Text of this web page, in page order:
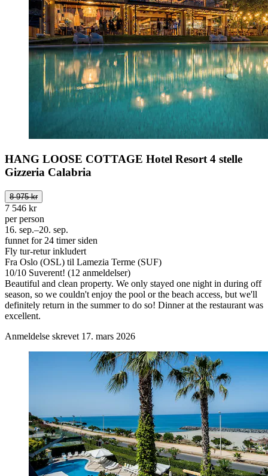
HANG LOOSE COTTAGE Hotel Resort 4 stelle
Gizzeria Calabria
8 975 kr
7 546 kr
per person
16. sep.–20. sep.
funnet for 24 timer siden
Fly tur-retur inkludert
Fra Oslo (OSL) til Lamezia Terme (SUF)
10/10 Suverent! (12 anmeldelser)
Beautiful and clean property. We only stayed one night in during off
season, so we couldn't enjoy the pool or the beach access, but we'll
definitely return in the summer to do so! Dinner at the restaurant was
excellent.
Anmeldelse skrevet 17. mars 2026